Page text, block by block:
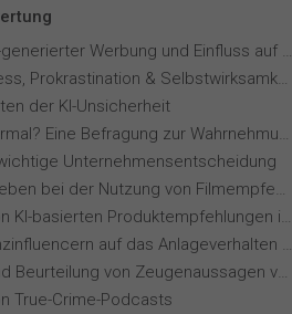
Wahrnehmung KI-generierter Werbung und Einfluss auf Markenvertrauen
Fernstudium: Stress, Prokrastination & Selbstwirksamkeit
der KI-Unsicherheit
Wie normal ist normal? Eine Befragung zur Wahrnehmung von Essverhalten
Unternehmensentscheidung
Menschliches Erleben bei der Nutzung von Filmempfehlungssystemen
Wahrnehmung von KI-basierten Produktempfehlungen in Mode-Online-Shops
Einfluss von Finanzinfluencern auf das Anlageverhalten der Gen Z⁠
Wahrnehmung und Beurteilung von Zeugenaussagen vor Gericht
True-Crime-Podcasts